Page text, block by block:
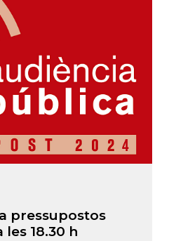
pressupostos
18.30 h